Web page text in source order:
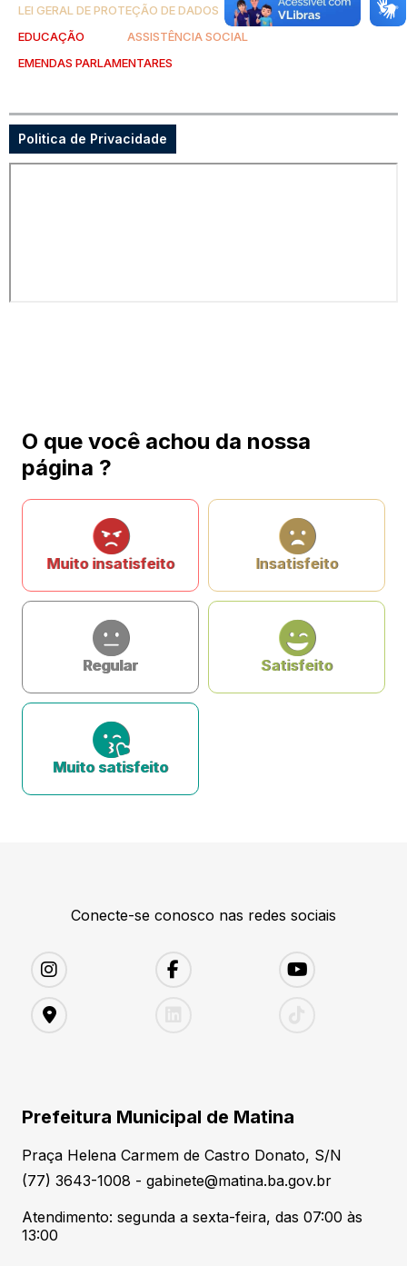
LEI GERAL DE PROTEÇÃO DE DADOS
SAÚDE
EDUCAÇÃO
ASSISTÊNCIA SOCIAL
EMENDAS PARLAMENTARES
Politica de Privacidade
O que você achou da nossa
página ?
Muito insatisfeito Insatisfeito
Regular Satisfeito
Muito satisfeito
Conecte-se conosco nas redes sociais
Prefeitura Municipal de Matina
Praça Helena Carmem de Castro Donato, S/N
(77) 3643-1008 - gabinete@matina.ba.gov.br
Atendimento: segunda a sexta-feira, das 07:00 às
13:00